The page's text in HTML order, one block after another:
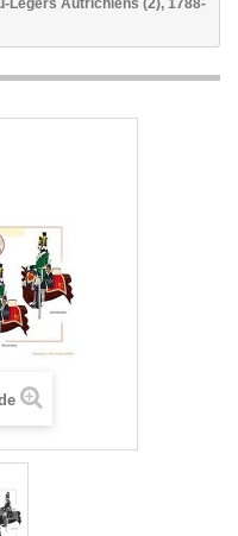
Légers Autrichiens (2), 1788-